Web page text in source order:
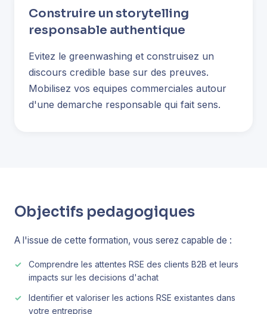
Construire un storytelling
responsable authentique
Evitez le greenwashing et construisez un
discours credible base sur des preuves.
Mobilisez vos equipes commerciales autour
d'une demarche responsable qui fait sens.
Objectifs pedagogiques
A l'issue de cette formation, vous serez capable de :
Comprendre les attentes RSE des clients B2B et leurs
impacts sur les decisions d'achat
Identifier et valoriser les actions RSE existantes dans
votre entreprise